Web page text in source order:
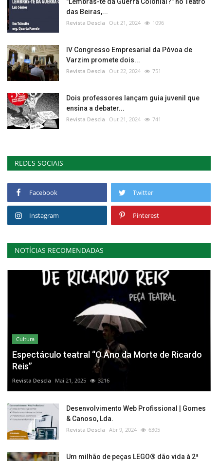
das Beiras,...
Revista Descla Out 21, 2024 1096
IV Congresso Empresarial da Póvoa de
Varzim promete dois...
Revista Descla Out 22, 2024 751
Dois professores lançam guia juvenil que
ensina a debater...
Revista Descla Out 21, 2024 741
REDES SOCIAIS
Facebook Twitter
Instagram Pinterest
NOTÍCIAS RECOMENDADAS
Cultura
Espectáculo teatral “O Ano da Morte de Ricardo
Reis”
Revista Descla Mai 21, 2025 3216
Desenvolvimento Web Profissional | Gomes
& Canoso, Lda.
Revista Descla Abr 9, 2024 6305
Um milhão de peças LEGO® dão vida à 2ª